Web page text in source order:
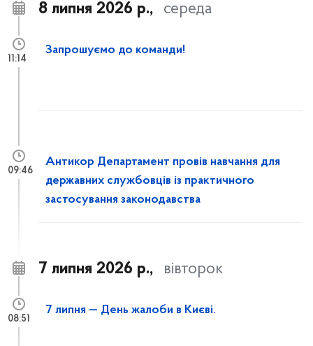
8 липня 2026 р., середа
Запрошуємо до команди!
11:14
Антикор Департамент провів навчання для
державних службовців із практичного
застосування законодавства
09:46
7 липня 2026 р., вівторок
7 липня — День жалоби в Києві.
08:51